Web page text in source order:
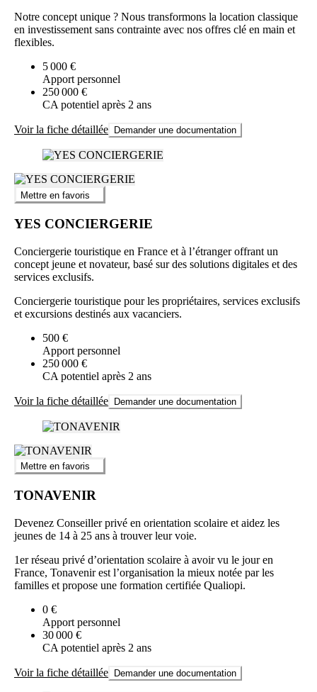
Notre concept unique ? Nous transformons la location classique
en investissement sans contrainte avec nos offres clé en main et
flexibles.
5 000 €
Apport personnel
250 000 €
CA potentiel après 2 ans
Voir la fiche détaillée Demander une documentation
Mettre en favoris
YES CONCIERGERIE
Conciergerie touristique en France et à l’étranger offrant un
concept jeune et novateur, basé sur des solutions digitales et des
services exclusifs.
Conciergerie touristique pour les propriétaires, services exclusifs
et excursions destinés aux vacanciers.
500 €
Apport personnel
250 000 €
CA potentiel après 2 ans
Voir la fiche détaillée Demander une documentation
Mettre en favoris
TONAVENIR
Devenez Conseiller privé en orientation scolaire et aidez les
jeunes de 14 à 25 ans à trouver leur voie.
1er réseau privé d’orientation scolaire à avoir vu le jour en
France, Tonavenir est l’organisation la mieux notée par les
familles et propose une formation certifiée Qualiopi.
0 €
Apport personnel
30 000 €
CA potentiel après 2 ans
Voir la fiche détaillée Demander une documentation